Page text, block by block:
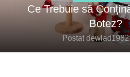
Ce Trebuie să
Botez?
Postat dewlad1982